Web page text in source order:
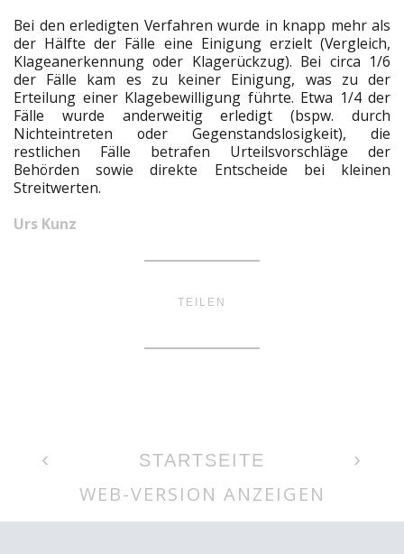
Bei den erledigten Verfahren wurde in knapp mehr als
der Hälfte der Fälle eine Einigung erzielt (Vergleich,
Klageanerkennung oder Klagerückzug). Bei circa 1/6
der Fälle kam es zu keiner Einigung, was zu der
Erteilung einer Klagebewilligung führte. Etwa 1/4 der
Fälle wurde anderweitig erledigt (bspw. durch
Nichteintreten oder Gegenstandslosigkeit), die
restlichen Fälle betrafen Urteilsvorschläge der
Behörden sowie direkte Entscheide bei kleinen
Streitwerten.
Urs Kunz
TEILEN
‹ ›
STARTSEITE
WEB-VERSION ANZEIGEN